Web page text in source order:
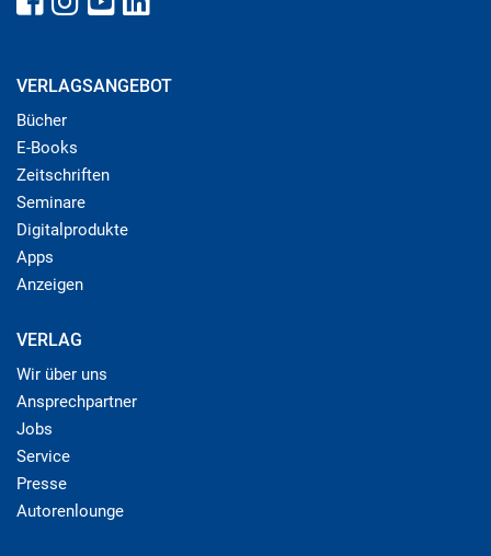
VERLAGSANGEBOT
Bücher
E-Books
Zeitschriften
Seminare
Digitalprodukte
Apps
Anzeigen
VERLAG
Wir über uns
Ansprechpartner
Jobs
Service
Presse
Autorenlounge